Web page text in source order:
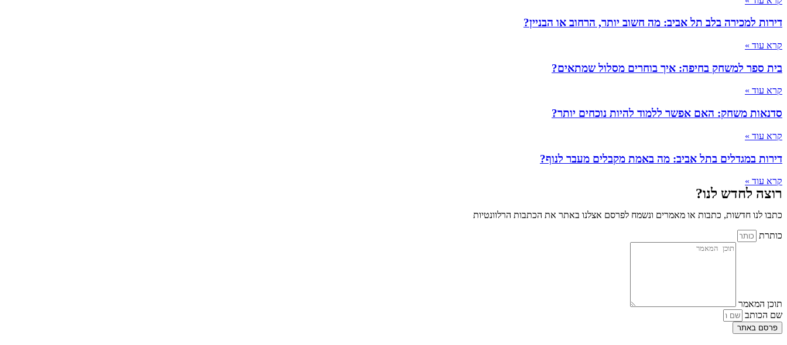
דירות למכירה בלב תל אביב: מה חשוב יותר, הרחוב או הבניין?
קרא עוד »
בית ספר למשחק בחיפה: איך בוחרים מסלול שמתאים?
קרא עוד »
סדנאות משחק: האם אפשר ללמוד להיות נוכחים יותר?
קרא עוד »
דירות במגדלים בתל אביב: מה באמת מקבלים מעבר לנוף?
קרא עוד »
רוצה לחדש לנו?
כתבו לנו חדשות, כתבות או מאמרים ונשמח לפרסם אצלנו באתר את הכתבות הרלוונטיות
כותרת
תוכן המאמר
שם הכותב
פרסם באתר